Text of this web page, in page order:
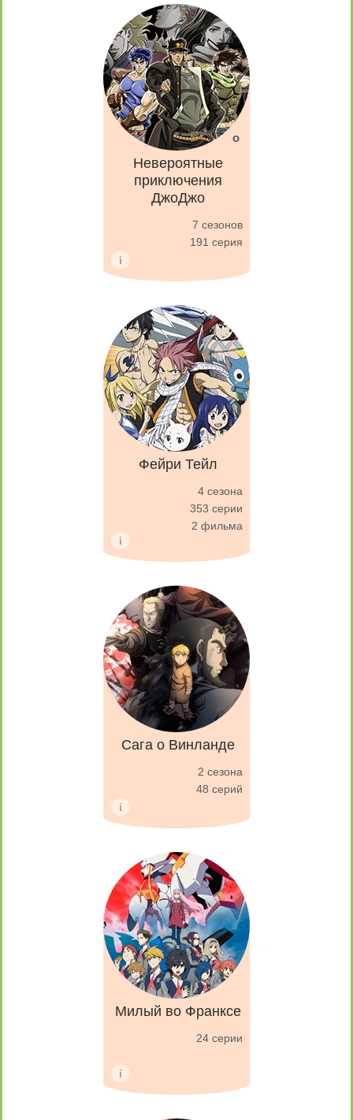
Невероятные
приключения
ДжоДжо
7 сезонов
191 серия
Фейри Тейл
4 сезона
353 серии
2 фильма
Сага о Винланде
2 сезона
48 серий
Милый во Франксе
24 серии